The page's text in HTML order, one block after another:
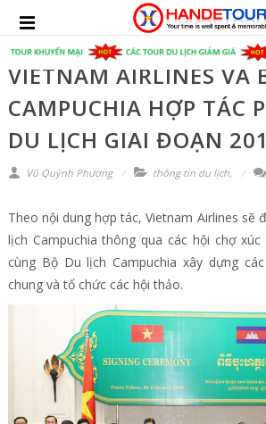
VIETNAM AIRLINES VÀ
CAMPUCHIA HỢP TÁC
DU LỊCH GIAI ĐOẠN
Vũ Quỳnh Phương thông tin du lịch,
Theo nội dung hợp tác, Vietnam Airlines sẽ
lịch Campuchia thông qua các hội chợ
cùng Bộ Du lịch Campuchia xây dựng
chung và tổ chức các hội thảo.